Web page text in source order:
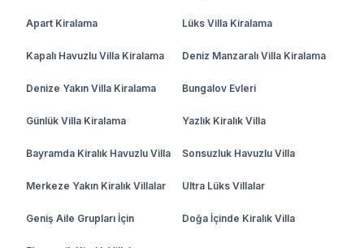
tasarlanmış olan villalarımızla kendinize en uygun
villada tatil yapabilirsiniz. Balayı çiftleri için
villalarımızla güzel bir tatilin keyfini çıkarabilirsiniz.
güzellikleri ve tarihi mekânlarında keyifli vakit
olacak geniş ve çok odalı villalarımızda tatil yaparak
Apart Kiralama Lüks Villa Kiralama
Kapalı Havuzlu Villa Kiralama Deniz Manzaralı Villa Kiralama
Denize Yakın Villa Kiralama Bungalov Evleri
Günlük Villa Kiralama Yazlık Kiralık Villa
Bayramda Kiralık Havuzlu Villa Sonsuzluk Havuzlu Villa
Merkeze Yakın Kiralık Villalar Ultra Lüks Villalar
Geniş Aile Grupları İçin Doğa İçinde Kiralık Villa